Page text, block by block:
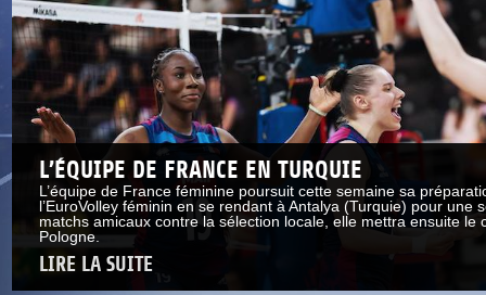
L’ÉQUIPE DE FRANCE EN TURQUIE
L’équipe de France féminine poursuit cette semaine sa
l’EuroVolley féminin en se rendant à Antalya (Turquie) pour une
matchs amicaux contre la sélection locale, elle mettra ensuite le
Pologne.
LIRE LA SUITE